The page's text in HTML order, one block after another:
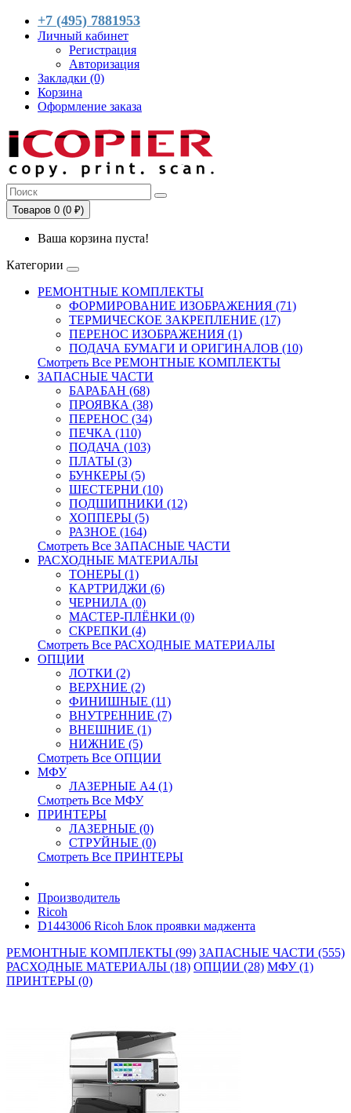
+7 (495) 7881953
Личный кабинет
Регистрация
Авторизация
Закладки (0)
Корзина
Оформление заказа
Товаров 0 (0 ₽)
Ваша корзина пуста!
Категории
РЕМОНТНЫЕ КОМПЛЕКТЫ
ФОРМИРОВАНИЕ ИЗОБРАЖЕНИЯ (71)
ТЕРМИЧЕСКОЕ ЗАКРЕПЛЕНИЕ (17)
ПЕРЕНОС ИЗОБРАЖЕНИЯ (1)
ПОДАЧА БУМАГИ И ОРИГИНАЛОВ (10)
Смотреть Все РЕМОНТНЫЕ КОМПЛЕКТЫ
ЗАПАСНЫЕ ЧАСТИ
БАРАБАН (68)
ПРОЯВКА (38)
ПЕРЕНОС (34)
ПЕЧКА (110)
ПОДАЧА (103)
ПЛАТЫ (3)
БУНКЕРЫ (5)
ШЕСТЕРНИ (10)
ПОДШИПНИКИ (12)
ХОППЕРЫ (5)
РАЗНОЕ (164)
Смотреть Все ЗАПАСНЫЕ ЧАСТИ
РАСХОДНЫЕ МАТЕРИАЛЫ
ТОНЕРЫ (1)
КАРТРИДЖИ (6)
ЧЕРНИЛА (0)
МАСТЕР-ПЛЁНКИ (0)
СКРЕПКИ (4)
Смотреть Все РАСХОДНЫЕ МАТЕРИАЛЫ
ОПЦИИ
ЛОТКИ (2)
ВЕРХНИЕ (2)
ФИНИШНЫЕ (11)
ВНУТРЕННИЕ (7)
ВНЕШНИЕ (1)
НИЖНИЕ (5)
Смотреть Все ОПЦИИ
МФУ
ЛАЗЕРНЫЕ A4 (1)
Смотреть Все МФУ
ПРИНТЕРЫ
ЛАЗЕРНЫЕ (0)
СТРУЙНЫЕ (0)
Смотреть Все ПРИНТЕРЫ
Производитель
Ricoh
D1443006 Ricoh Блок проявки маджента
РЕМОНТНЫЕ КОМПЛЕКТЫ (99) ЗАПАСНЫЕ ЧАСТИ (555)
РАСХОДНЫЕ МАТЕРИАЛЫ (18) ОПЦИИ (28) МФУ (1)
ПРИНТЕРЫ (0)